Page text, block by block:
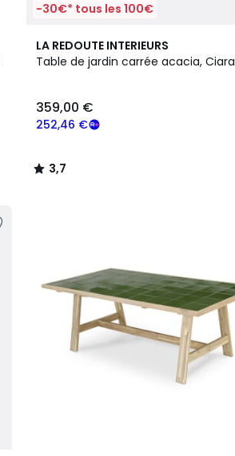
-30€* tous les 100€
LA REDOUTE INTERIEURS
Table de jardin carrée acacia, Ciara
252,46 €
359,00 €
3,7
/ 5
3,7
/